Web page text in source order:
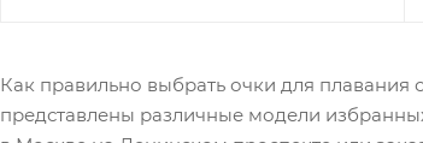
Как правильно выбрать очки для плавания
представлены различные модели